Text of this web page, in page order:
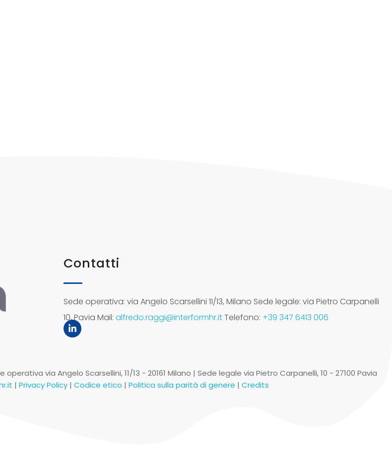
Contatti
Sede operativa: via Angelo Scarsellini 11/13, Milano Sede legale: via Pietro Carpanelli
10, Pavia Mail: alfredo.raggi@interformhr.itTelefono: +39 347 6413 006
via Angelo Scarsellini, 11/13 - 20161 Milano | Sede legale via Pietro Carpanelli, 10 - 27100 Pavia
| Privacy Policy | Codice etico | Politica sulla parità di genere | Credits